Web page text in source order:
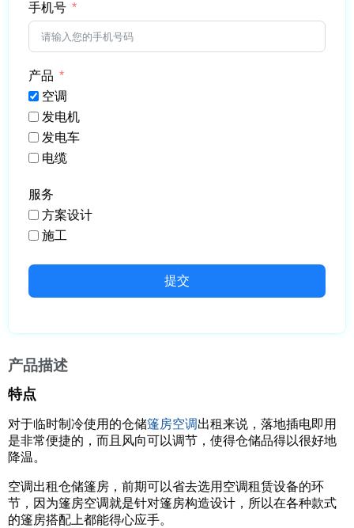
手机号
产品
空调
发电机
发电车
电缆
服务
方案设计
施工
提交
产品描述
特点
对于临时制冷使用的仓储篷房空调出租来说，落地插电即用
是非常便捷的，而且风向可以调节，使得仓储品得以很好地
降温。
空调出租仓储篷房，前期可以省去选用空调租赁设备的环
节，因为篷房空调就是针对篷房构造设计，所以在各种款式
的篷房搭配上都能得心应手。